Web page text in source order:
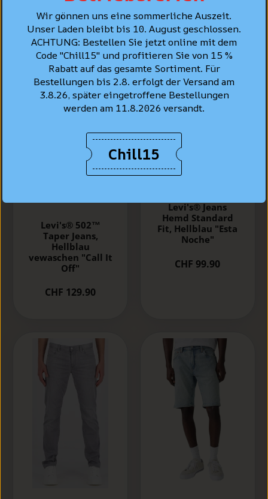
BESTSELLER
Levi's® 502™
Taper Jeans,
Hellblau
vewaschen "Call It
Off"
CHF 129.90
Levi's® Jeans
Hemd Standard
Fit, Hellblau "Esta
Noche"
CHF 99.90
Wir gönnen uns eine sommerliche Auszeit.
Unser Laden bleibt bis 10. August geschlossen.
ACHTUNG: Bestellen Sie jetzt online mit dem
Code "Chill15" und profitieren Sie von 15 %
Rabatt auf das gesamte Sortiment. Für
Bestellungen bis 2.8. erfolgt der Versand am
3.8.26, später eingetroffene Bestellungen
werden am 11.8.2026 versandt.
Chill15